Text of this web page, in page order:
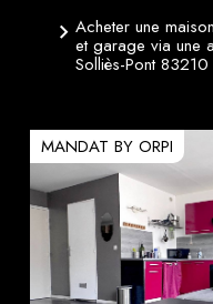
Acheter une
et garage via une
Solliès-Pont 83210
MANDAT BY ORPI